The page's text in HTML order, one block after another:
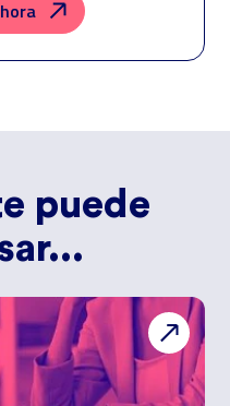
y servicios de acuerdo a su
de acceso, rectificación,
puede